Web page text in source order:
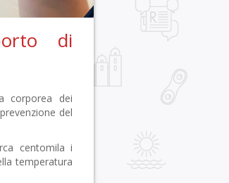
di
corporea dei
del
centomila i
temperatura